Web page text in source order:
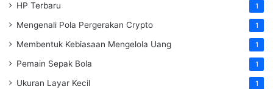
HP Terbaru 1
Mengenali Pola Pergerakan Crypto 1
Membentuk Kebiasaan Mengelola Uang 1
Pemain Sepak Bola 1
Ukuran Layar Kecil 1